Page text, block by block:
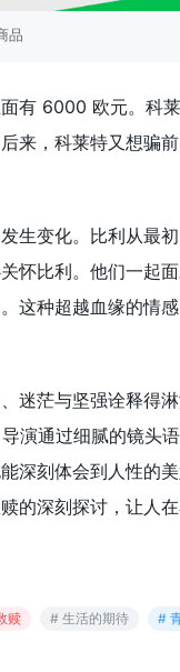
品
有 6000 欧元。科
来，科莱特又想骗
生变化。比利从最
怀比利。他们一起
这种超越血缘的情
迷茫与坚强诠释得淋
演通过细腻的镜头
深刻体会到人性的
的深刻探讨，让人
赎 # 生活的期待 #